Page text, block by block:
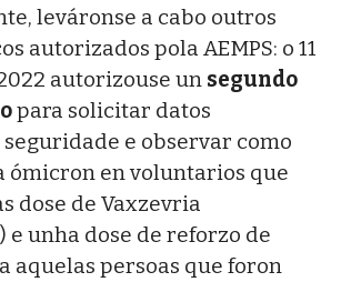
leváronse a cabo outros
autorizados pola AEMPS: o 11
autorizouse un segundo
para solicitar datos
e observar como
ómicron en voluntarios que
dose de Vaxzevria
e unha dose de reforzo de
aquelas persoas que foron